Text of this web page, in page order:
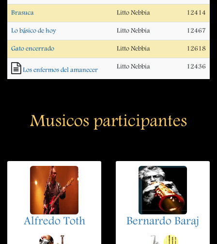
Brasuca Litto Nebbia 12414
Lo básico de hoy Litto Nebbia 12467
Gato encerrado Litto Nebbia 12618
Los enfermos del amanecer Litto Nebbia 12436
Musicos participantes
Alfredo Toth Bernardo Baraj